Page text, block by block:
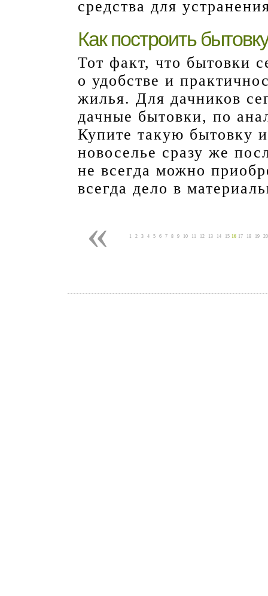
средства для
Как построить бытовку
Тот факт, что бытовки
о удобстве и
жилья. Для дачников
дачные бытовки, по
Купите такую бытовку
новоселье сразу же
не всегда можно
всегда дело в
« 1 2 3 4 5 6 7 8 9 10 11 12 13 14 15 16 17 18 19 20